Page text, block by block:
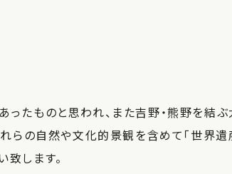
たものと思われ、また吉野・熊野を結
らの自然や文化的景観を含めて「世界遺
します。